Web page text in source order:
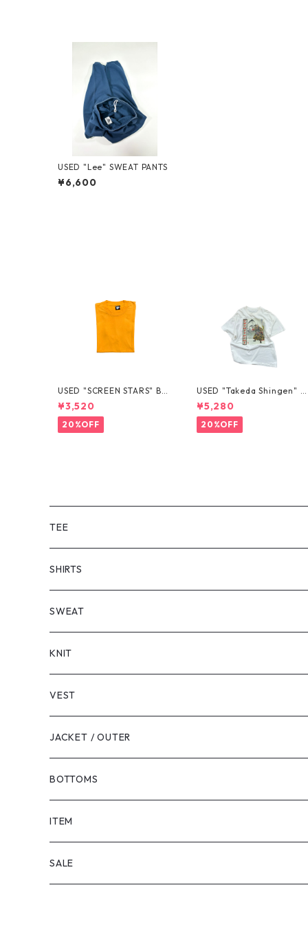
USED "Lee" SWEAT PANTS
¥6,600
USED "SCREEN STARS" BL
ANK TEE
¥3,520
20%OFF
USED "Takeda Shingen" T
EE
¥5,280
20%OFF
TEE
SHORT SLEEVE
LONG SLEEVE
SHIRTS
SHORT SLEEVE
LONG SLEEVE
SWEAT
KNIT
VEST
JACKET / OUTER
BOTTOMS
SHORTS
PANTS
ITEM
SALE